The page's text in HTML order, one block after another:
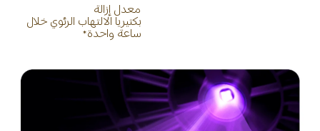
معدل إزالة
بكتيريا الالتهاب الرئوي خلال
ساعة واحدة*